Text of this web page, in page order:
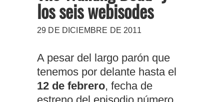
los seis webisodes
29 DE DICIEMBRE DE 2011
A pesar del largo parón que
tenemos por delante hasta el
12 de febrero, fecha de